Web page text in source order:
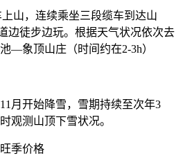
山，连续乘坐三段缆车到达山
边徒步边玩。根据天气状况依次去
象顶山庄（时间约在2-3h）
开始降雪，雪期持续至次年3
观测山顶下雪状况。
季价格